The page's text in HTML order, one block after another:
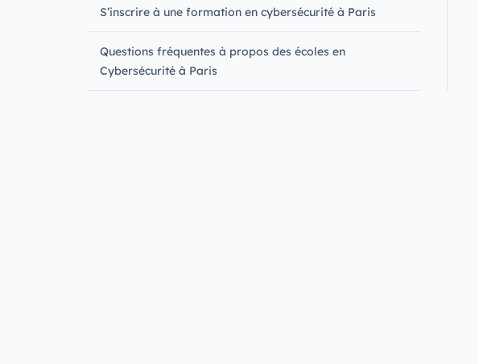
S’inscrire à une formation en cybersécurité à Paris
Questions fréquentes à propos des écoles en
Cybersécurité à Paris